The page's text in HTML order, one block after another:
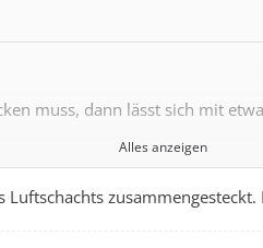
muss, dann lässt sich mit
Alles anzeigen